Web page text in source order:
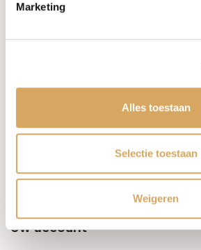
Marketing
Alles toestaan
Selectie toestaan
Weigeren
Leveringsvoorwaarden
Privacy Policy
Uw account